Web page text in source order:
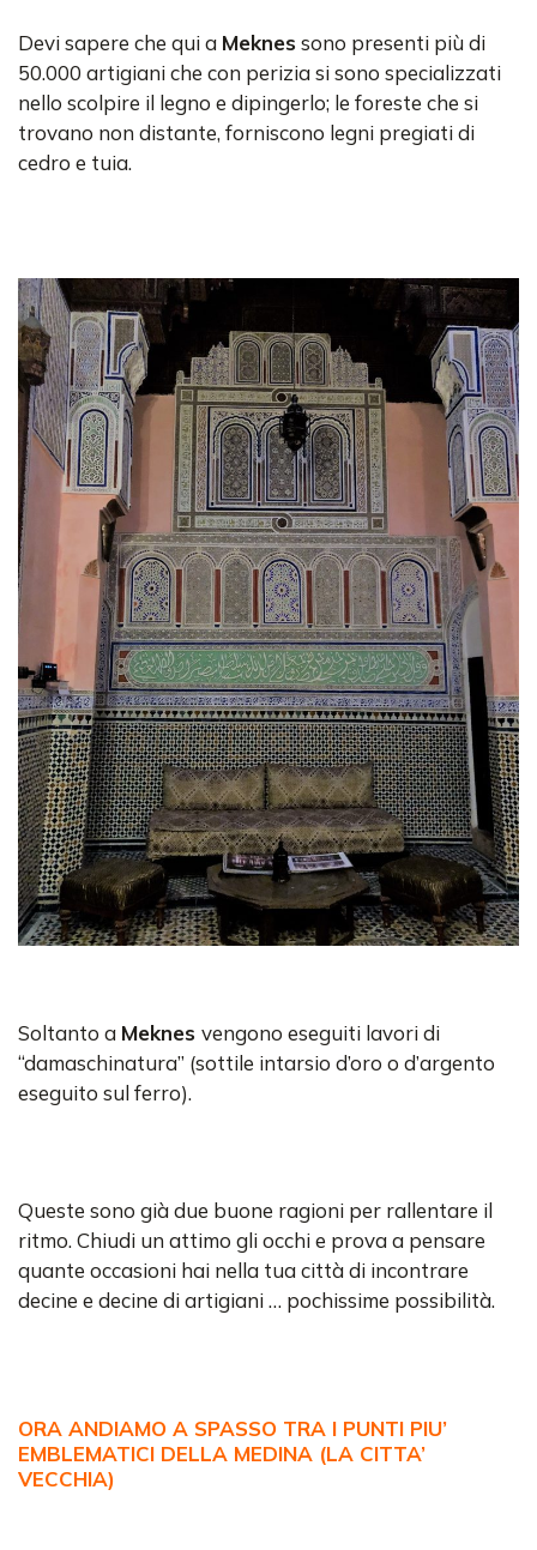
Devi sapere che qui a Meknes sono presenti più di
50.000 artigiani che con perizia si sono specializzati
nello scolpire il legno e dipingerlo; le foreste che si
trovano non distante, forniscono legni pregiati di
cedro e tuia.
Soltanto a Meknes vengono eseguiti lavori di
“damaschinatura” (sottile intarsio d’oro o d’argento
eseguito sul ferro).
Queste sono già due buone ragioni per rallentare il
ritmo. Chiudi un attimo gli occhi e prova a pensare
quante occasioni hai nella tua città di incontrare
decine e decine di artigiani … pochissime possibilità.
ORA ANDIAMO A SPASSO TRA I PUNTI PIU’
EMBLEMATICI DELLA MEDINA (LA CITTA’
VECCHIA)